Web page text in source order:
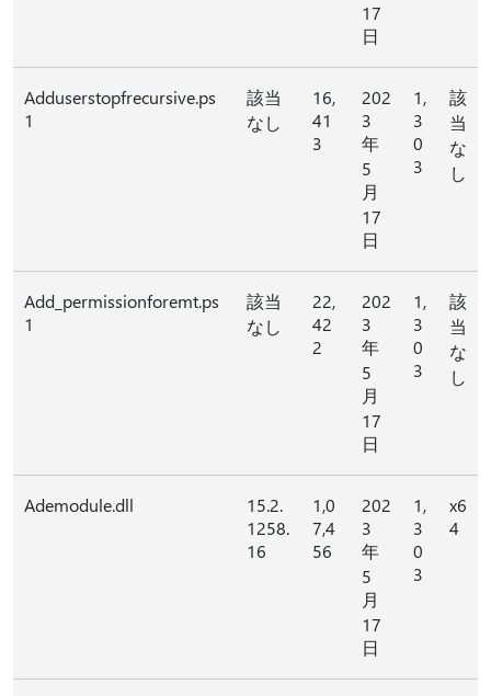
17
日
Adduserstopfrecursive.ps
1
該当
なし
16,
41
3
202
3
年
5
月
17
日
1,
3
0
3
該
当
な
し
Add_permissionforemt.ps
1
該当
なし
22,
42
2
202
3
年
5
月
17
日
1,
3
0
3
該
当
な
し
Ademodule.dll
15.2.
1258.
16
1,0
7,4
56
202
3
年
5
月
17
日
1,
3
0
3
x6
4